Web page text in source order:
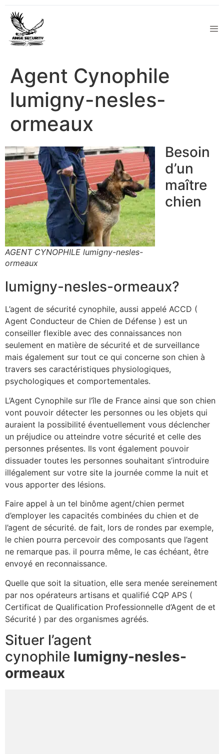
Agent Cynophile
lumigny-nesles-
ormeaux
AGENT CYNOPHILE lumigny-nesles-
ormeaux
Besoin
d’un
maître
chien
lumigny-nesles-ormeaux?
L’agent de sécurité cynophile, aussi appelé ACCD (
Agent Conducteur de Chien de Défense ) est un
conseiller flexible avec des connaissances non
seulement en matière de sécurité et de surveillance
mais également sur tout ce qui concerne son chien à
travers ses caractéristiques physiologiques,
psychologiques et comportementales.
L’Agent Cynophile sur l’île de France ainsi que son chien
vont pouvoir détecter les personnes ou les objets qui
auraient la possibilité éventuellement vous déclencher
un préjudice ou atteindre votre sécurité et celle des
personnes présentes. Ils vont également pouvoir
dissuader toutes les personnes souhaitant s’introduire
illégalement sur votre site la journée comme la nuit et
vous apporter des lésions.
Faire appel à un tel binôme agent/chien permet
d’employer les capacités combinées du chien et de
l’agent de sécurité. de fait, lors de rondes par exemple,
le chien pourra percevoir des composants que l’agent
ne remarque pas. il pourra même, le cas échéant, être
envoyé en reconnaissance.
Quelle que soit la situation, elle sera menée sereinement
par nos opérateurs artisans et qualifié CQP APS (
Certificat de Qualification Professionnelle d’Agent de et
Sécurité ) par des organismes agréés.
Situer l’agent
cynophile lumigny-nesles-
ormeaux